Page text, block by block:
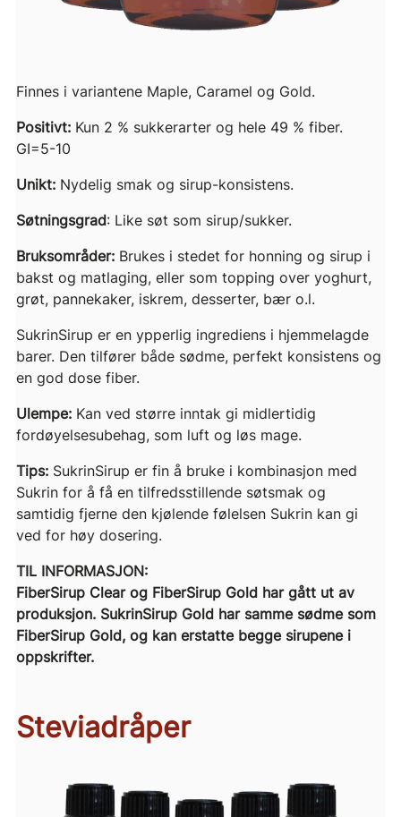
Finnes i variantene Maple, Caramel og Gold.
Positivt:Kun 2 % sukkerarter og hele 49 % fiber.
GI=5-10
Unikt:Nydelig smak og sirup-konsistens.
Søtningsgrad: Like søt som sirup/sukker.
Bruksområder: Brukes i stedet for honning og sirup i
bakst og matlaging, eller som topping over yoghurt,
grøt, pannekaker, iskrem, desserter, bær o.l.
SukrinSirup er en ypperlig ingrediens i hjemmelagde
barer. Den tilfører både sødme, perfekt konsistens og
en god dose fiber.
Ulempe:Kan ved større inntak gi midlertidig
fordøyelsesubehag, som luft og løs mage.
Tips:SukrinSirup er fin å bruke i kombinasjon med
Sukrin for å få en tilfredsstillende søtsmak og
samtidig fjerne den kjølende følelsen Sukrin kan gi
ved for høy dosering.
TIL INFORMASJON:
FiberSirup Clear og FiberSirup Gold har gått ut av
produksjon. SukrinSirup Gold har samme sødme som
FiberSirup Gold, og kan erstatte begge sirupene i
oppskrifter.
Steviadråper